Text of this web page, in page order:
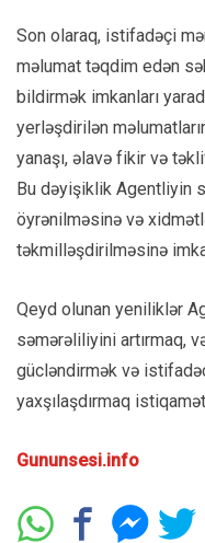
Son olaraq, istifadəçi
məlumat təqdim edən
bildirmək imkanları
yerləşdirilən
yanaşı, əlavə fikir və
Bu dəyişiklik Agentliyin
öyrənilməsinə və
təkmilləşdirilməsinə
Qeyd olunan yeniliklər
səmərəliliyini artırmaq,
gücləndirmək və
yaxşılaşdırmaq
Gununsesi.info